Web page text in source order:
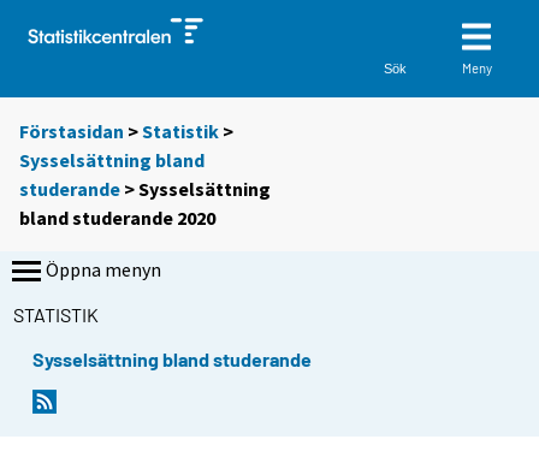
Sök Meny
Förstasidan >Statistik >
Sysselsättning bland
studerande > Sysselsättning
bland studerande 2020
Öppna menyn
STATISTIK
Sysselsättning bland studerande